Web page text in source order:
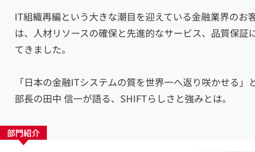
IT組織再編という大きな潮目を迎えている金融業界のお
は、人材リソースの確保と先進的なサービス、品質保証
てきました。
「日本の金融ITシステムの質を世界一へ返り咲かせる」
部長の田中 信一が語る、SHIFTらしさと強みとは。
部門紹介